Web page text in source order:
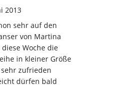
2013
sehr auf den
von Martina
Woche die
in kleiner Größe
zufrieden
dürfen bald